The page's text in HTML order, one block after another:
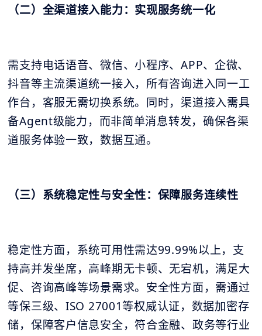
（二）全渠道接入能力：实现服务统一化
需支持电话语音、微信、小程序、APP、企微、
抖音等主流渠道统一接入，所有咨询进入同一工
作台，客服无需切换系统。同时，渠道接入需具
备Agent级能力，而非简单消息转发，确保各渠
道服务体验一致，数据互通。
（三）系统稳定性与安全性：保障服务连续性
稳定性方面，系统可用性需达99.99%以上，支
持高并发坐席，高峰期无卡顿、无宕机，满足大
促、咨询高峰等场景需求。安全性方面，需通过
等保三级、ISO 27001等权威认证，数据加密存
储，保障客户信息安全，符合金融、政务等行业